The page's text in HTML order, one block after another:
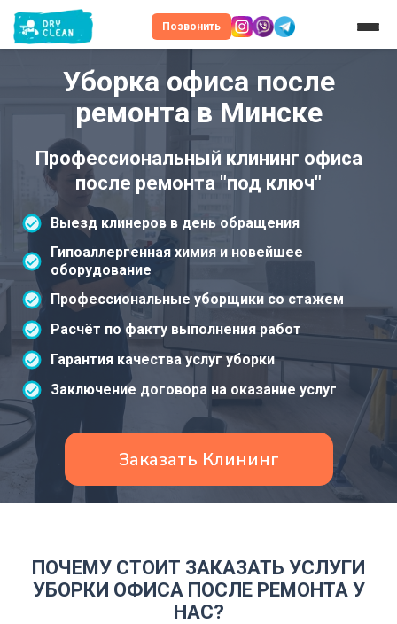
Позвонить
Уборка офиса после
ремонта в Минске
Профессиональный клининг офиса
после ремонта "под ключ"
Выезд клинеров в день обращения
Гипоаллергенная химия и новейшее
оборудование
Профессиональные уборщики со стажем
Расчёт по факту выполнения работ
Гарантия качества услуг уборки
Заключение договора на оказание услуг
Заказать Клининг
ПОЧЕМУ СТОИТ ЗАКАЗАТЬ УСЛУГИ
УБОРКИ ОФИСА ПОСЛЕ РЕМОНТА У
НАС?